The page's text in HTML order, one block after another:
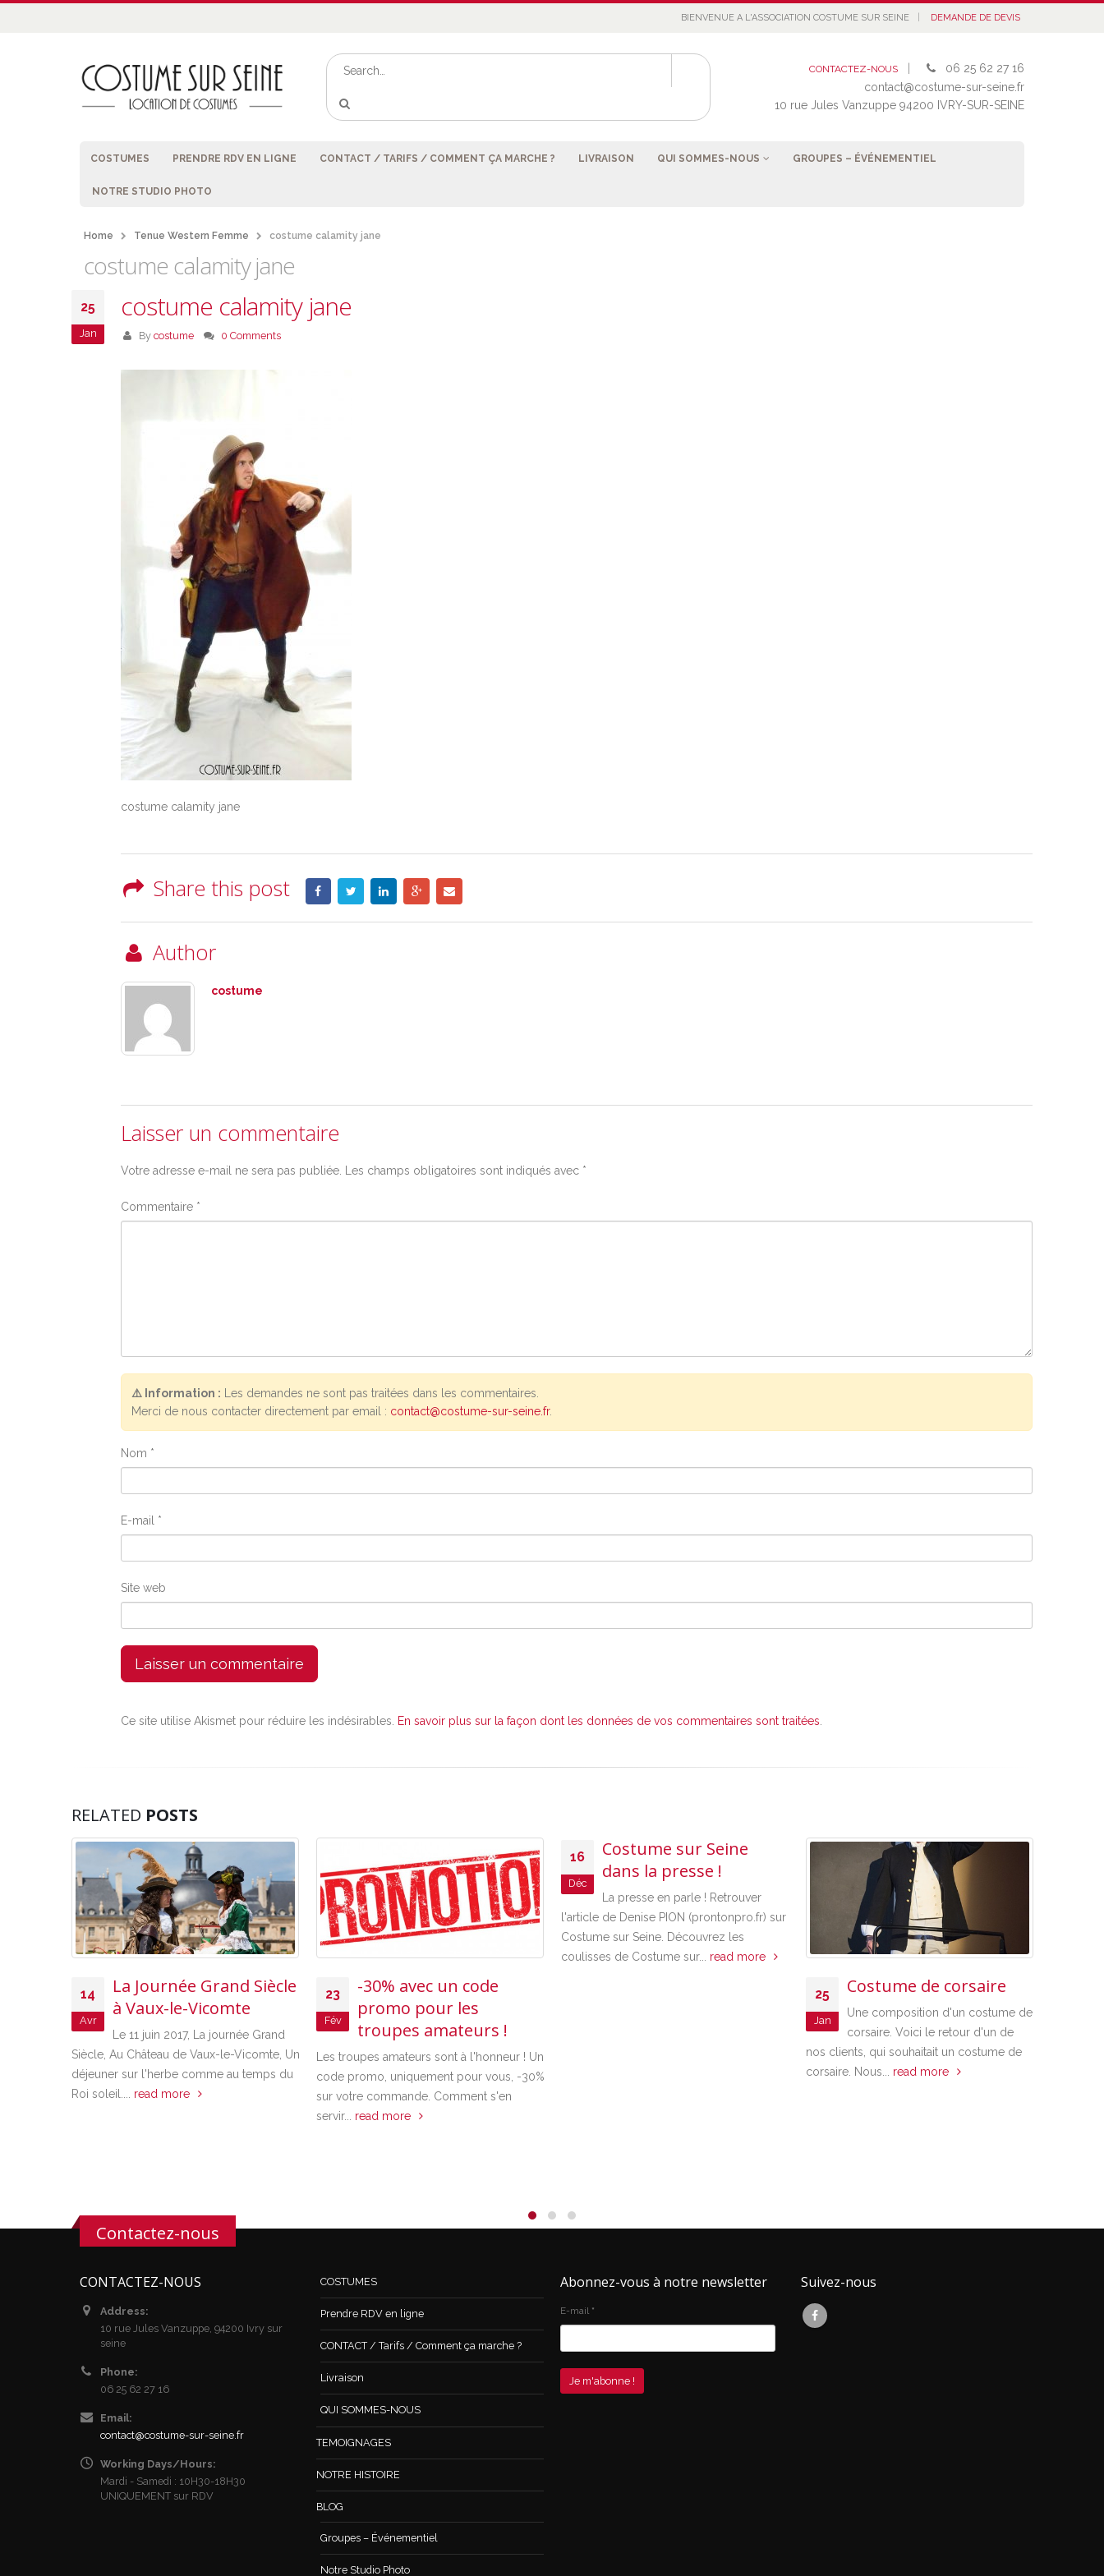
BIENVENUE A L'ASSOCIATION COSTUME SUR SEINE DEMANDE DE DEVIS
CONTACTEZ-NOUS
06 25 62 27 16
contact@costume-sur-seine.fr
10 rue Jules Vanzuppe 94200 IVRY-SUR-SEINE
COSTUMES PRENDRE RDV EN LIGNE CONTACT / TARIFS / COMMENT ÇA MARCHE ? LIVRAISON QUI SOMMES-NOUS GROUPES – ÉVÉNEMENTIEL
NOTRE STUDIO PHOTO
Home Tenue Western Femme costume calamity jane
costume calamity jane
25
Jan
costume calamity jane
By costume 0 Comments
costume calamity jane
Share this post
Author
costume
Laisser un commentaire
Votre adresse e-mail ne sera pas publiée. Les champs obligatoires sont indiqués avec *
Commentaire *
⚠️ Information : Les demandes ne sont pas traitées dans les commentaires.
Merci de nous contacter directement par email : contact@costume-sur-seine.fr.
Nom *
E-mail *
Site web
Ce site utilise Akismet pour réduire les indésirables. En savoir plus sur la façon dont les données de vos commentaires sont traitées
RELATED POSTS
La Journée Grand Siècle
à Vaux-le-Vicomte
Le 11 juin 2017, La journée Grand
Siècle, Au Château de Vaux-le-Vicomte, Un
déjeuner sur l'herbe comme au temps du
Roi soleil.... read more
23
-30% avec un code
promo pour les
troupes amateurs !
Les troupes amateurs sont à l'honneur ! Un
code promo, uniquement pour vous, -30%
sur votre commande. Comment s'en
read more
16
Déc
Costume sur Seine
dans la presse !
La presse en parle ! Retrouver
l'article de Denise PION (prontonpro.fr) sur
Costume sur Seine. Découvrez les
coulisses de Costume sur...read more
Costume de corsaire
Une composition d'un costume de
corsaire. Voici le retour d'un de
nos clients, qui souhaitait un costume de
corsaire. Nous... read more
Déc
location de robe
Contactez-nous
CONTACTEZ-NOUS
Address:
10 rue Jules Vanzuppe, 94200 Ivry sur
seine
Phone:
06 25 62 27 16
Email:
contact@costume-sur-seine.fr
Working Days/Hours:
Mardi - Samedi : 10H30-18H30
UNIQUEMENT sur RDV
COSTUMES
Prendre RDV en ligne
CONTACT / Tarifs / Comment ça marche ?
Livraison
QUI SOMMES-NOUS
TEMOIGNAGES
NOTRE HISTOIRE
BLOG
Groupes – Événementiel
Notre Studio Photo
Abonnez-vous à notre newsletter
E-mail *
Suivez-nous